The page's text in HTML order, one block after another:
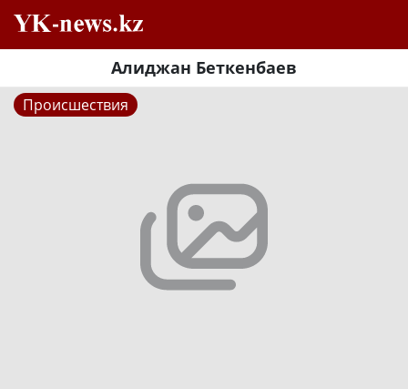
Алиджан Беткенбаев
Происшествия